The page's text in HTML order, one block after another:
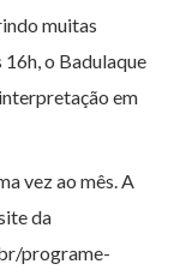
muitas
o Badulaque
em
vez ao mês. A
da
programe-